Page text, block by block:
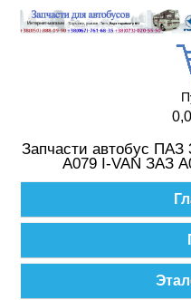
Запчасти автобус ПАЗ
А079 I-VAN ЗАЗ